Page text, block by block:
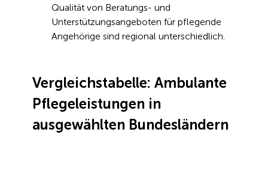
Qualität von Beratungs- und
Unterstützungsangeboten für pflegende
Angehörige sind regional unterschiedlich.
Vergleichstabelle: Ambulante
Pflegeleistungen in
ausgewählten Bundesländern